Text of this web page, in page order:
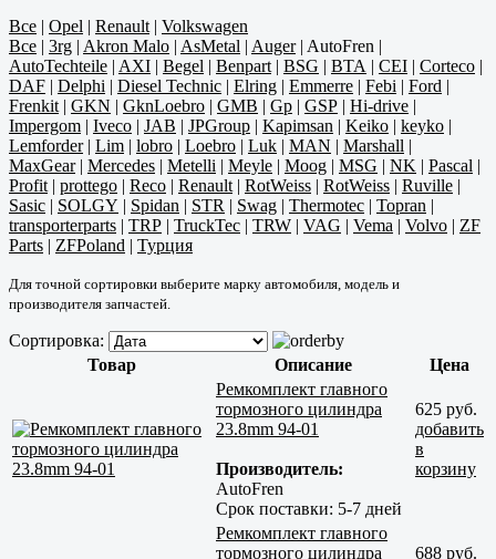
Все | Opel | Renault | Volkswagen
Все | 3rg | Akron Malo | AsMetal | Auger| AutoFren |
AutoTechteile | AXI | Begel | Benpart | BSG | BTA | CEI | Corteco |
DAF | Delphi | Diesel Technic | Elring | Emmerre | Febi | Ford |
Frenkit | GKN | GknLoebro | GMB | Gp | GSP | Hi-drive |
Impergom | Iveco | JAB | JPGroup | Kapimsan | Keiko | keyko |
Lemforder| Lim | lobro | Loebro | Luk | MAN | Marshall |
MaxGear| Mercedes | Metelli | Meyle | Moog | MSG | NK | Pascal |
Profit | prottego | Reco | Renault | RotWeiss | RotWeiss | Ruville |
Sasic | SOLGY | Spidan | STR | Swag | Thermotec | Topran |
transporterparts | TRP | TruckTec | TRW | VAG | Vema | Volvo | ZF
Parts | ZFPoland | Турция
Для точной сортировки выберите марку автомобиля, модель и
производителя запчастей.
Сортировка:
Товар
Описание
Цена
Ремкомплект главного
тормозного цилиндра
23.8mm 94-01
Производитель:
AutoFren
Срок поставки: 5-7 дней
625 руб.
добавить
в
корзину
Ремкомплект главного
тормозного цилиндра
688 руб.